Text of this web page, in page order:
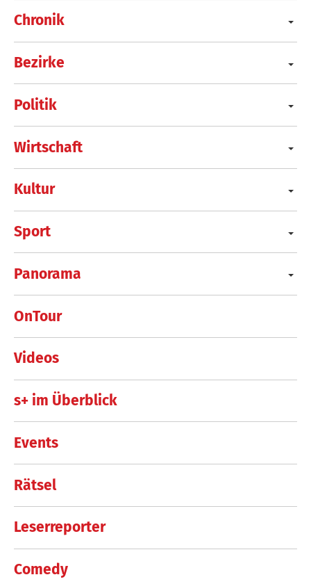
Chronik
Bezirke
Politik
Wirtschaft
Kultur
Sport
Panorama
OnTour
Videos
s+ im Überblick
Events
Rätsel
Leserreporter
Comedy